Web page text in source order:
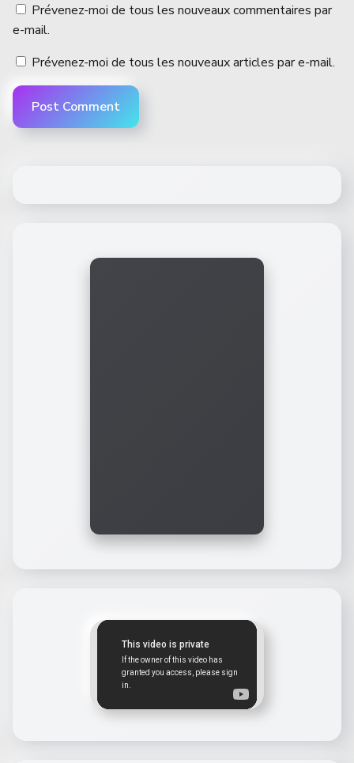
Prévenez-moi de tous les nouveaux commentaires par
e-mail.
Prévenez-moi de tous les nouveaux articles par e-mail.